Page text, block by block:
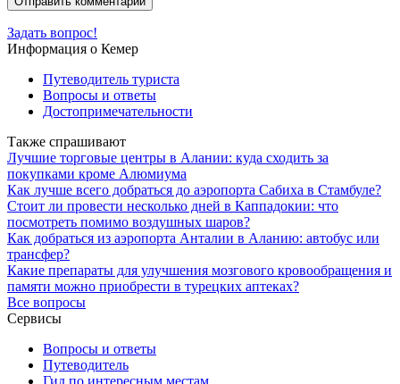
Задать вопрос!
Информация о Кемер
Путеводитель туриста
Вопросы и ответы
Достопримечательности
Также спрашивают
Лучшие торговые центры в Алании: куда сходить за
покупками кроме Алюмиума
Как лучше всего добраться до аэропорта Сабиха в Стамбуле?
Стоит ли провести несколько дней в Каппадокии: что
посмотреть помимо воздушных шаров?
Как добраться из аэропорта Анталии в Аланию: автобус или
трансфер?
Какие препараты для улучшения мозгового кровообращения и
памяти можно приобрести в турецких аптеках?
Все вопросы
Сервисы
Вопросы и ответы
Путеводитель
Гид по интересным местам